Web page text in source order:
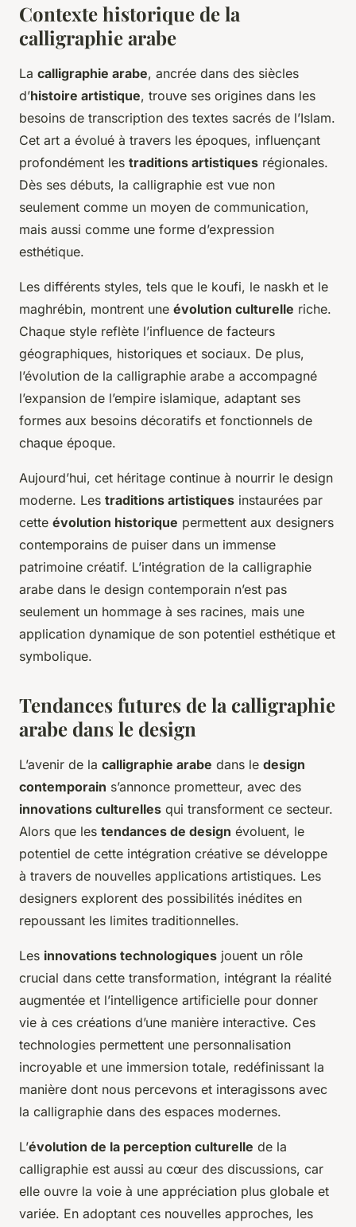
Contexte historique de la
calligraphie arabe
La calligraphie arabe, ancrée dans des siècles
d’histoire artistique, trouve ses origines dans les
besoins de transcription des textes sacrés de l’Islam.
Cet art a évolué à travers les époques, influençant
profondément les traditions artistiques régionales.
Dès ses débuts, la calligraphie est vue non
seulement comme un moyen de communication,
mais aussi comme une forme d’expression
esthétique.
Les différents styles, tels que le koufi, le naskh et le
maghrébin, montrent une évolution culturelle riche.
Chaque style reflète l’influence de facteurs
géographiques, historiques et sociaux. De plus,
l’évolution de la calligraphie arabe a accompagné
l’expansion de l’empire islamique, adaptant ses
formes aux besoins décoratifs et fonctionnels de
chaque époque.
Aujourd’hui, cet héritage continue à nourrir le design
moderne. Les traditions artistiques instaurées par
cette évolution historique permettent aux designers
contemporains de puiser dans un immense
patrimoine créatif. L’intégration de la calligraphie
arabe dans le design contemporain n’est pas
seulement un hommage à ses racines, mais une
application dynamique de son potentiel esthétique et
symbolique.
Tendances futures de la calligraphie
arabe dans le design
L’avenir de la calligraphie arabe dans le design
contemporain s’annonce prometteur, avec des
innovations culturelles qui transforment ce secteur.
Alors que les tendances de design évoluent, le
potentiel de cette intégration créative se développe
à travers de nouvelles applications artistiques. Les
designers explorent des possibilités inédites en
repoussant les limites traditionnelles.
Les innovations technologiques jouent un rôle
crucial dans cette transformation, intégrant la réalité
augmentée et l’intelligence artificielle pour donner
vie à ces créations d’une manière interactive. Ces
technologies permettent une personnalisation
incroyable et une immersion totale, redéfinissant la
manière dont nous percevons et interagissons avec
la calligraphie dans des espaces modernes.
L’évolution de la perception culturelle de la
calligraphie est aussi au cœur des discussions, car
elle ouvre la voie à une appréciation plus globale et
variée. En adoptant ces nouvelles approches, les